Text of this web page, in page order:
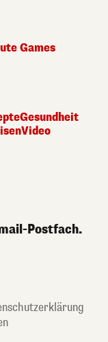
Games
Gesundheit
Video
Postfach.